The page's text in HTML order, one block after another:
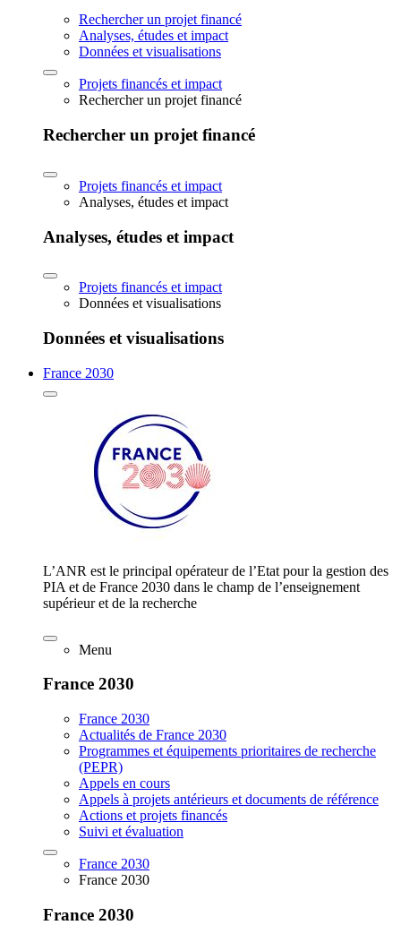
Rechercher un projet financé
Analyses, études et impact
Données et visualisations
Projets financés et impact
Rechercher un projet financé
Rechercher un projet financé
Projets financés et impact
Analyses, études et impact
Analyses, études et impact
Projets financés et impact
Données et visualisations
Données et visualisations
France 2030
L’ANR est le principal opérateur de l’Etat pour la gestion des
PIA et de France 2030 dans le champ de l’enseignement
supérieur et de la recherche
Menu
France 2030
France 2030
Actualités de France 2030
Programmes et équipements prioritaires de recherche
(PEPR)
Appels en cours
Appels à projets antérieurs et documents de référence
Actions et projets financés
Suivi et évaluation
France 2030
France 2030
France 2030